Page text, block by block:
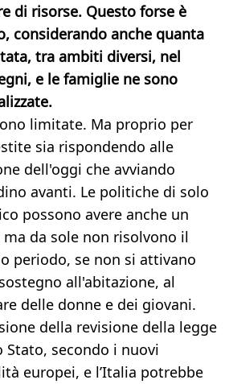
di risorse. Questo forse è
considerando anche quanta
tra ambiti diversi, nel
e le famiglie ne sono
limitate. Ma proprio per
sia rispondendo alle
dell'oggi che avviando
avanti. Le politiche di solo
possono avere anche un
da sole non risolvono il
periodo, se non si attivano
all'abitazione, al
delle donne e dei giovani.
della revisione della legge
secondo i nuovi
europei, e l’Italia potrebbe